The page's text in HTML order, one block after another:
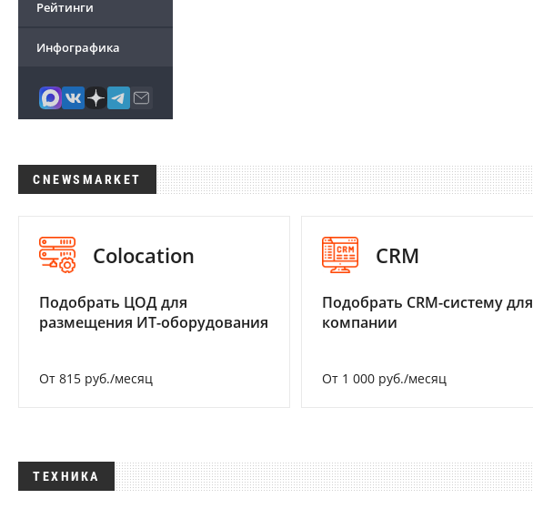
Рейтинги
Инфографика
CNEWSMARKET
Colocation
Подобрать ЦОД для
размещения ИТ-оборудования
От 815 руб./месяц
CRM
Подобрать CRM-систему для
компании
От 1 000 руб./месяц
ТЕХНИКА